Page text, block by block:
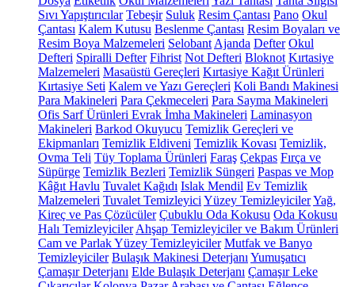
Sıvı Yapıştırıcılar Tebeşir Suluk Resim Çantası Pano Okul
Çantası Kalem Kutusu Beslenme Çantası Resim Boyaları ve
Resim Boya Malzemeleri Selobant Ajanda Defter Okul
Defteri Spiralli Defter Fihrist Not Defteri Bloknot Kırtasiye
Malzemeleri Masaüstü Gereçleri Kırtasiye Kağıt Ürünleri
Kırtasiye Seti Kalem ve Yazı Gereçleri Koli Bandı Makinesi
Para Makineleri Para Çekmeceleri Para Sayma Makineleri
Ofis Sarf Ürünleri Evrak İmha Makineleri Laminasyon
Makineleri Barkod Okuyucu Temizlik Gereçleri ve
Ekipmanları Temizlik Eldiveni Temizlik Kovası Temizlik,
Ovma Teli Tüy Toplama Ürünleri Faraş Çekpas Fırça ve
Süpürge Temizlik Bezleri Temizlik Süngeri Paspas ve Mop
Kâğıt Havlu Tuvalet Kağıdı Islak Mendil Ev Temizlik
Malzemeleri Tuvalet Temizleyici Yüzey TemizleyicilerYağ,
Kireç ve Pas Çözücüler Çubuklu Oda Kokusu Oda Kokusu
Halı Temizleyiciler Ahşap Temizleyiciler ve Bakım Ürünleri
Cam ve Parlak Yüzey Temizleyiciler Mutfak ve Banyo
Temizleyiciler Bulaşık Makinesi Deterjanı Yumuşatıcı
Çamaşır Deterjanı Elde Bulaşık Deterjanı Çamaşır Leke